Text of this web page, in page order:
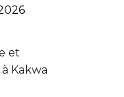
et
Kakwa